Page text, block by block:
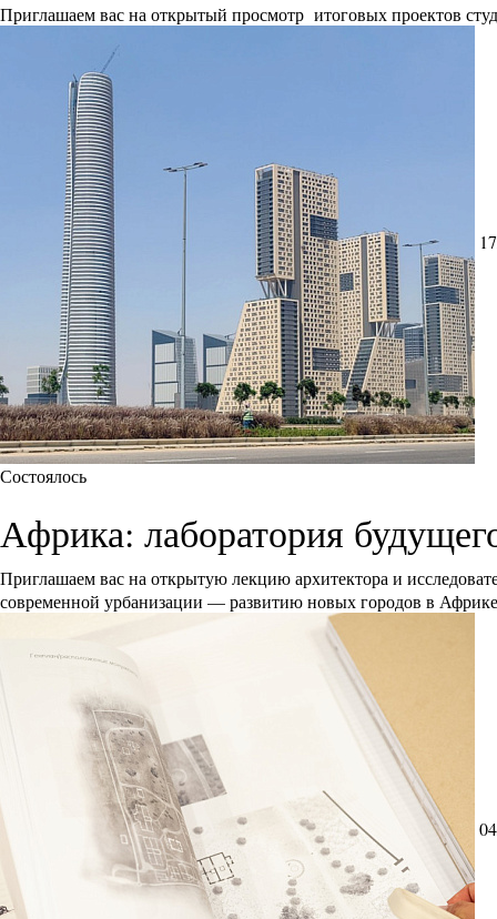
Приглашаем вас на открытый просмотр итоговых проектов
Состоялось
Африка: лаборатория
Приглашаем вас на открытую лекцию архитектора и
современной урбанизации — развитию новых городов в Африке